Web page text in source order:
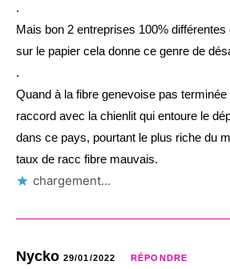
.
Mais bon 2 entreprises 100% différentes
sur le papier cela donne ce genre de
.
Quand à la fibre genevoise pas terminée
raccord avec la chienlit qui entoure le
dans ce pays, pourtant le plus riche du
taux de racc fibre mauvais.
chargement…
Nycko 29/01/2022 RÉPONDRE